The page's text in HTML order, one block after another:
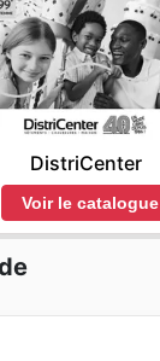
DistriCenter
Voir le catalogue